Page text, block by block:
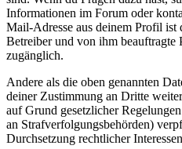
Informationen im Forum oder
Mail-Adresse aus deinem Profil ist
Betreiber und von ihm beauftragte
zugänglich.
Andere als die oben genannten
deiner Zustimmung an Dritte
auf Grund gesetzlicher
an Strafverfolgungsbehörden)
Durchsetzung rechtlicher